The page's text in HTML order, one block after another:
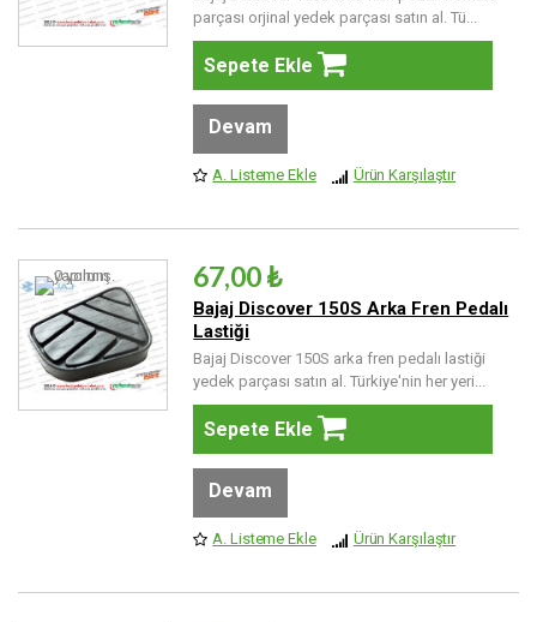
parçası orjinal yedek parçası satın al. Tü...
Sepete Ekle
Devam
A. Listeme Ekle Ürün Karşılaştır
67,00 ₺
Bajaj Discover 150S Arka Fren Pedalı
Lastiği
Bajaj Discover 150S arka fren pedalı lastiği
yedek parçası satın al. Türkiye'nin her yeri...
Sepete Ekle
Devam
A. Listeme Ekle Ürün Karşılaştır